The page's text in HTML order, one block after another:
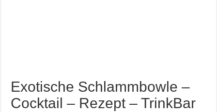
Exotische Schlammbowle –
Cocktail – Rezept – TrinkBar